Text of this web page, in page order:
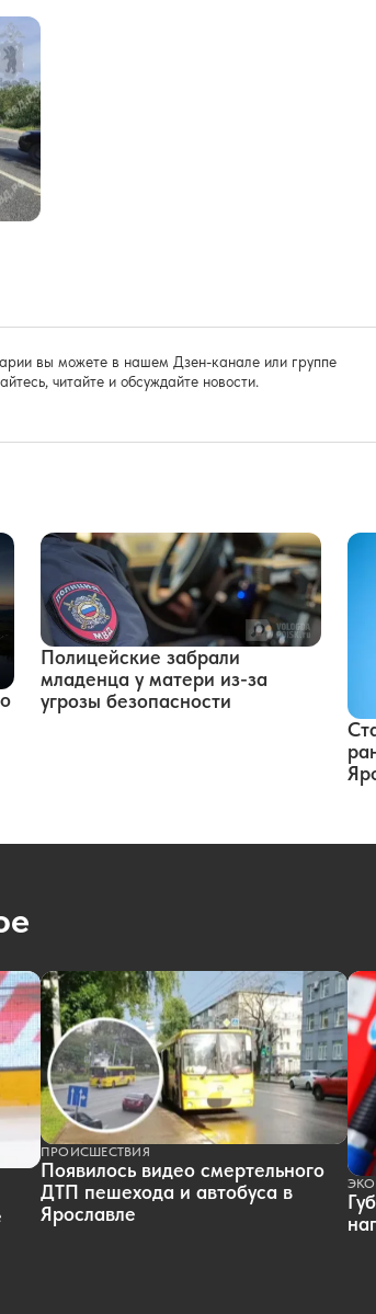
вы можете в нашем Дзен-канале или группе
читайте и обсуждайте новости.
Полицейские забрали
младенца у матери из-за
угрозы безопасности
ПРОИСШЕСТВИЯ
Появилось видео смертельного
ДТП пешехода и автобуса в
Ярославле